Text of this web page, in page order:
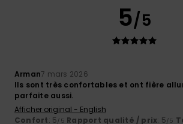
5/5
Arman7 mars 2026
Ils sont très confortables et ont fière
parfaite aussi.
Afficher original - English
Confort: 5/5 Rapport qualité / prix: 5/5